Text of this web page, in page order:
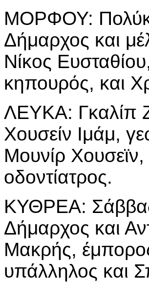
ΜΟΡΦΟΥ:
Δήμαρχος και
Νίκος
κηπουρός, και
ΛΕΥΚΑ: Γκαλίπ
Χουσείν Ιμάμ,
Μουνίρ
οδοντίατρος.
ΚΥΘΡΕΑ: Σάββας
Δήμαρχος και
Μακρής,
υπάλληλος και